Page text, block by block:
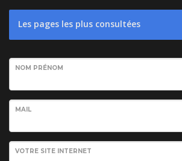
Les pages les plus consultées
NOM PRÉNOM
MAIL
VOTRE SITE INTERNET